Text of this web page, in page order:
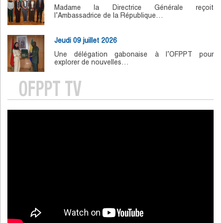
Madame la Directrice Générale reçoit
l’Ambassadrice de la République…
Jeudi 09 juillet 2026
Une délégation gabonaise à l’OFPPT pour
explorer de nouvelles…
OFPPT TV